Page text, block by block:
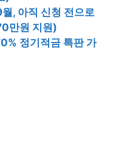
, 아직 신청 전으로
만원 지원)
정기적금 특판 가